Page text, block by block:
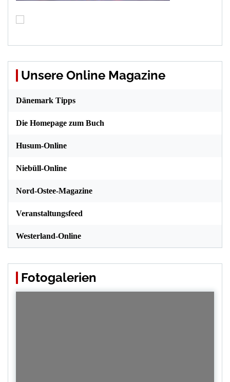
Unsere Online Magazine
Dänemark Tipps
Die Homepage zum Buch
Husum-Online
Niebüll-Online
Nord-Ostee-Magazine
Veranstaltungsfeed
Westerland-Online
Fotogalerien